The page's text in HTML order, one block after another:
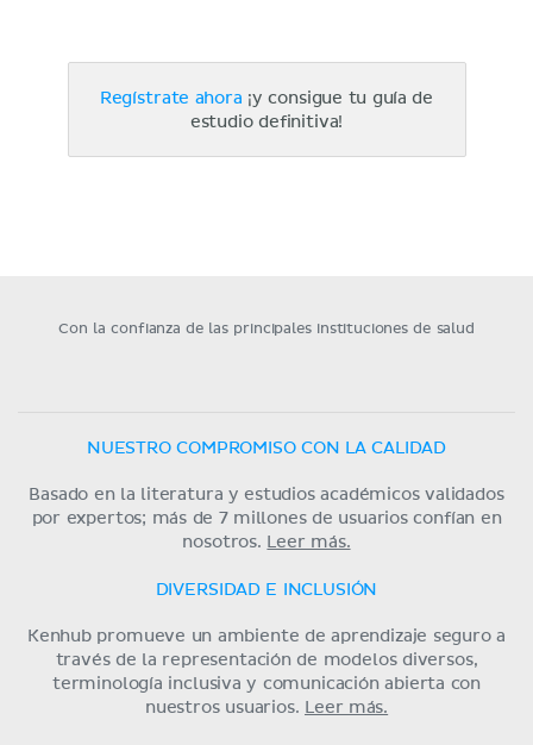
Regístrate ahora ¡y consigue tu guía de
estudio definitiva!
Con la confianza de las principales instituciones de salud
NUESTRO COMPROMISO CON LA CALIDAD
Basado en la literatura y estudios académicos validados
por expertos; más de 7 millones de usuarios confían en
nosotros.
Leer más.
DIVERSIDAD E INCLUSIÓN
Kenhub promueve un ambiente de aprendizaje seguro a
través de la representación de modelos diversos,
terminología inclusiva y comunicación abierta con
nuestros usuarios.
Leer más.